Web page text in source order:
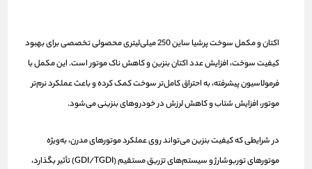
اکتان و مکمل سوخت پرشیا ساین 250 میلی‌لیتری
محصولی تخصصی برای بهبود
کیفیت سوخت، افزایش عدد اکتان بنزین و کاهش ناک موتور است. این مکمل با
فرمولاسیون پیشرفته، به احتراق کامل‌تر سوخت کمک کرده و باعث عملکرد نرم‌تر
موتور، افزایش شتاب و کاهش لرزش در خودروهای بنزینی می‌شود.
در شرایطی که کیفیت بنزین می‌تواند روی عملکرد موتورهای مدرن، به‌ویژه
موتورهای توربوشارژ و سیستم‌های تزریق مستقیم (GDI/TGDI) تأثیر بگذارد،